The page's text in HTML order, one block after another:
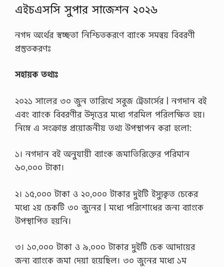
এইচএসসি সুপার সাজেশন ২০২৬
নগদ অর্থের স্বচ্ছতা নিশ্চিতকরণে ব্যাংক সমন্বয় বিবরণী
প্রস্তুতকরণঃ
সহায়ক তথ্যঃ
২০২১ সালের ৩০ জুন তারিখে সবুজ ট্রেডার্সের | নগদান বই
এবং ব্যাংক বিবরণীর উদৃত্তের মধ্যে গরমিল পরিলক্ষিত হয়।
নিম্নে এ সংক্রান্ত প্রয়ােজনীয় তথ্য উপস্থাপন করা হলাে:
১। নগদান বই অনুযায়ী ব্যাংক জমাতিরিক্তের পরিমান
৬০,০০০ টাকা।
২। ১৫,০০০ টাকা ও ২০,০০০ টাকার দুইটি ইস্যুকৃত চেকের
মধ্যে ২য় চেকটি ৩০ জুনের | মধ্যে পরিশােধের জন্য ব্যাংকে
উপস্থাপিত হয়নি।
৩। ১০,০০০ টাকা ও ৯,০০০ টাকার দুইটি চেক আদায়ের
জন্য ব্যাংকে জমা দেয়া হয়েছিল। ৩০ জুনের মধ্যে ১ম